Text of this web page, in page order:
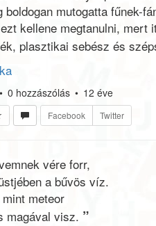
boldogan mutogatta fűnek-
kellene megtanulni, mert
plasztikai sebész és
• 0 hozzászólás • 12 éve
Facebook Twitter
vére forr,
a bűvös víz.
meteor
magával visz. ”